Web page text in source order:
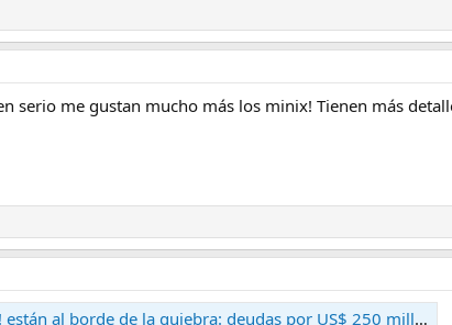
serio me gustan mucho más los minix! Tienen más
quiebra: deudas por US$ 250 millones, el fantasma de la bancarrota y un enemigo conocido